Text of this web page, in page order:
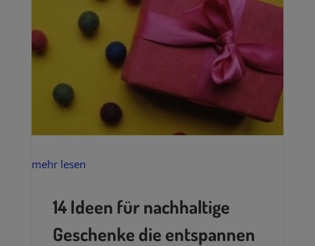
mehr lesen
14 Ideen für nachhaltige
Geschenke die entspannen